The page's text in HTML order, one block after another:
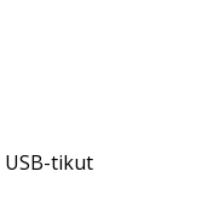
USB-tikut